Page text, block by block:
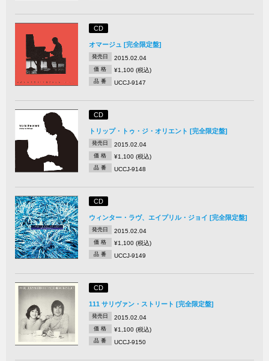
CD
オマージュ [完全限定盤]
発売日 2015.02.04
価 格 ¥1,100 (税込)
品 番 UCCJ-9147
CD
トリップ・トゥ・ジ・オリエント [完全限定盤]
発売日 2015.02.04
価 格 ¥1,100 (税込)
品 番 UCCJ-9148
CD
ウィンター・ラヴ、エイプリル・ジョイ [完全限定盤]
発売日 2015.02.04
価 格 ¥1,100 (税込)
品 番 UCCJ-9149
CD
111 サリヴァン・ストリート [完全限定盤]
発売日 2015.02.04
価 格 ¥1,100 (税込)
品 番 UCCJ-9150